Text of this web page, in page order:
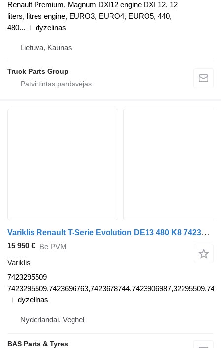
Renault Premium, Magnum DXI12 engine DXI 12, 12
liters, litres engine, EURO3, EURO4, EURO5, 440,
480...
dyzelinas
Lietuva, Kaunas
Truck Parts Group
Variklis Renault T-Serie Evolution DE13 480 K8 7423295509 sunkvežimio Renault T-Serie Evolution
15 950 € Be PVM
Variklis
7423295509
dyzelinas
Nyderlandai, Veghel
BAS Parts & Tyres